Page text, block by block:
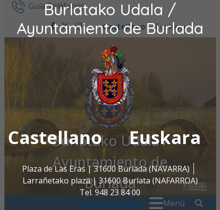
Burlatako Udala /
Ayuntamiento de Burlada
Castellano Euskara
Plaza de Las Eras | 31600 Burlada (NAVARRA)
Larrañetako plaza | 31600 Burlata (NAFARROA)
Tel. 948 23 84 00
oac@burlada.es
Ir al contenidoGuía Teléfonos
facebook
twitter
instagram
Castellano Euskara
Burlatako Udala /
Ayuntamiento de
Burlada
Menú